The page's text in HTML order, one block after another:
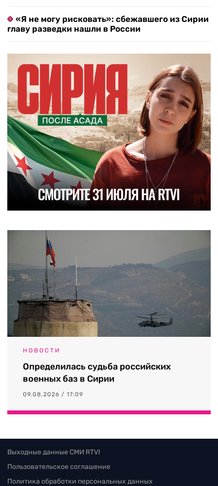
«Я не могу рисковать»: сбежавшего из Сирии
главу разведки нашли в России
НОВОСТИ
Определилась судьба российских
военных баз в Сирии
09.08.2026 / 17:09
Выходные данные СМИ RTVI
Пользовательское соглашение
Политика обработки персональных данных